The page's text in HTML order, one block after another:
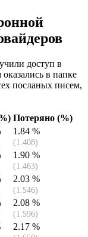
доступ в
в папке
посланых писем,
Потеряно (%)
1.84 %
(1.408)
1.90 %
(1.463)
2.03 %
(1.546)
2.08 %
(1.596)
2.17 %